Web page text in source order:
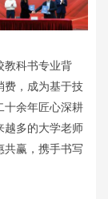
教科书专业背
费，成为基于技
十余年匠心深耕
越多的大学老师
赢，携手书写